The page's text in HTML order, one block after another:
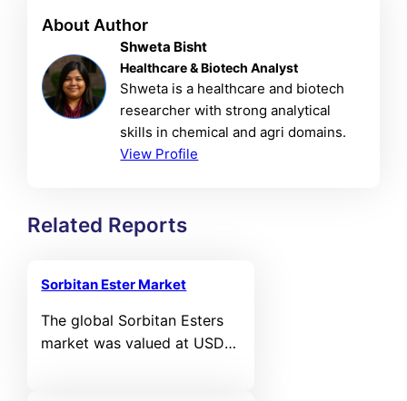
About Author
Shweta Bisht
Healthcare & Biotech Analyst
Shweta is a healthcare and biotech
researcher with strong analytical
skills in chemical and agri domains.
View Profile
Related Reports
Sorbitan Ester Market
The global Sorbitan Esters
market was valued at USD